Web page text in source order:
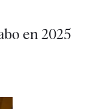
en 2025